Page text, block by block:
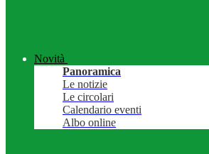
Novità
Panoramica
Le notizie
Le circolari
Calendario eventi
Albo online